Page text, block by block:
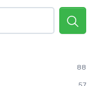
88